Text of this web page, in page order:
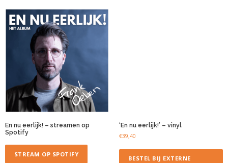
En nu eerlijk! – streamen op
Spotify
STREAM OP SPOTIFY
‘En nu eerlijk!’ – vinyl
€39,40
BESTEL BIJ EXTERNE